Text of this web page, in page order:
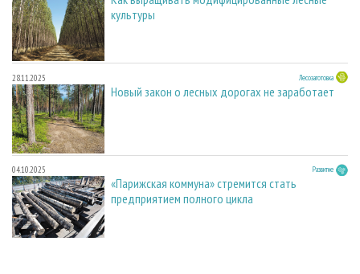
культуры
28.11.2025 Лесозаготовка
Новый закон о лесных дорогах не заработает
04.10.2025 Развитие
«Парижская коммуна» стремится стать
предприятием полного цикла